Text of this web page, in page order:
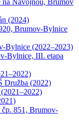
na Návojnou, Brumov
(2024)
Brumov-Bylnice
Bylnice (2022–2023)
Bylnice, III. etapa
Družba (2022)
čp. 851, Brumov-